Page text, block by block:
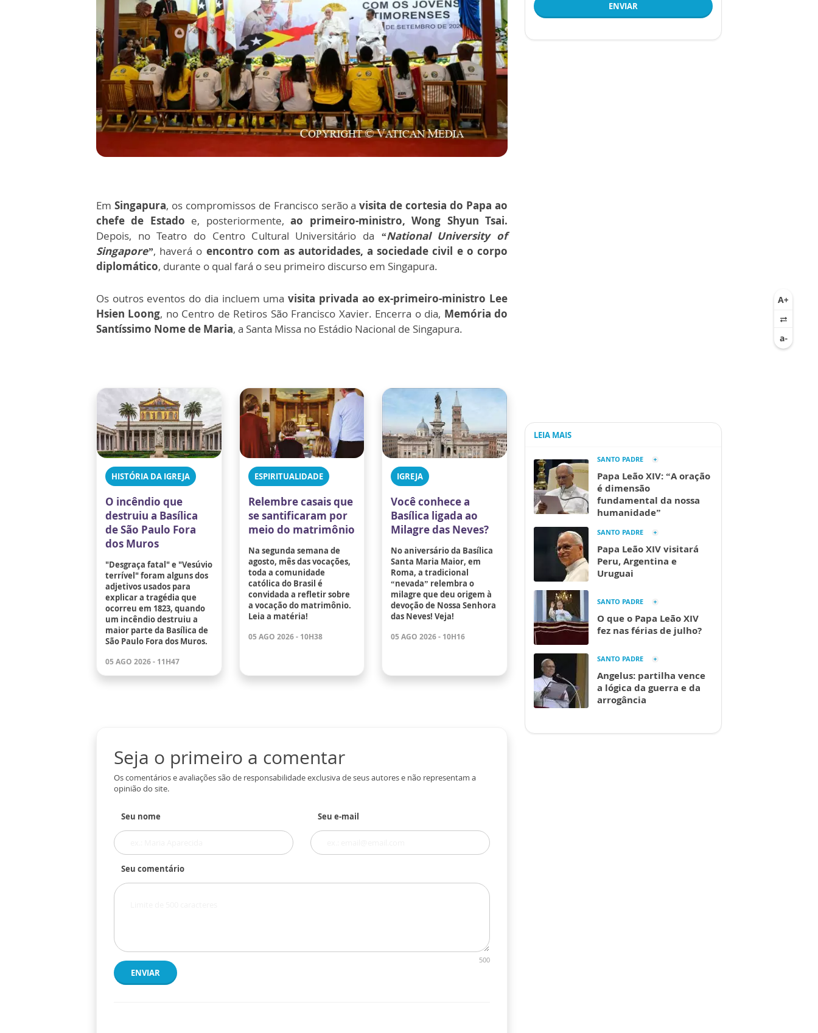
Em Singapura, os compromissos de Francisco serão avisita de cortesia do Papa ao
chefe de Estado e, posteriormente,ao primeiro-ministro, Wong Shyun Tsai.
Depois, no Teatro do Centro Cultural Universitário da “National University of
Singapore”, haverá o encontro com as autoridades, a sociedade civil e o corpo
diplomático, durante o qual fará o seu primeiro discurso em Singapura.
Os outros eventos do dia incluem umavisita privada ao ex-primeiro-ministro Lee
Hsien Loong, no Centro de Retiros São Francisco Xavier. Encerra o dia, Memória do
Santíssimo Nome de Maria, a Santa Missa no Estádio Nacional de Singapura.
HISTÓRIA DA IGREJA
O incêndio que
destruiu a Basílica
de São Paulo Fora
dos Muros
"Desgraça fatal" e "Vesúvio
terrível" foram alguns dos
adjetivos usados para
explicar a tragédia que
ocorreu em 1823, quando
um incêndio destruiu a
maior parte da Basílica de
São Paulo Fora dos Muros.
05 AGO 2026 - 11H47
ESPIRITUALIDADE
Relembre casais que
se santificaram por
meio do matrimônio
Na segunda semana de
agosto, mês das vocações,
toda a comunidade
católica do Brasil é
convidada a refletir sobre
a vocação do matrimônio.
Leia a matéria!
05 AGO 2026 - 10H38
IGREJA
Você conhece a
Basílica ligada ao
Milagre das Neves?
No aniversário da Basílica
Santa Maria Maior, em
Roma, a tradicional
“nevada” relembra o
milagre que deu origem à
devoção de Nossa Senhora
das Neves! Veja!
05 AGO 2026 - 10H16
Seja o primeiro a comentar
Os comentários e avaliações são de responsabilidade exclusiva de seus autores e não representam a
opinião do site.
Seu nome Seu e-mail
Seu comentário
500
ENVIAR
ENVIAR
LEIA MAIS
SANTO PADRE
Papa Leão XIV: “A oração
é dimensão
fundamental da nossa
humanidade”
SANTO PADRE
Papa Leão XIV visitará
Peru, Argentina e
Uruguai
SANTO PADRE
O que o Papa Leão XIV
fez nas férias de julho?
SANTO PADRE
Angelus: partilha vence
a lógica da guerra e da
arrogância